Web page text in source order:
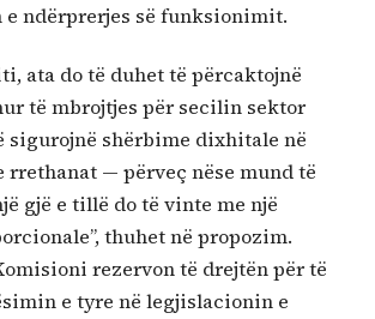
ndërprerjes së funksionimit.
ata do të duhet të përcaktojnë
të mbrojtjes për secilin sektor
sigurojnë shërbime dixhitale në
rrethanat — përveç nëse mund të
gjë e tillë do të vinte me një
thuhet në propozim.
rezervon të drejtën për të
e tyre në legjislacionin e